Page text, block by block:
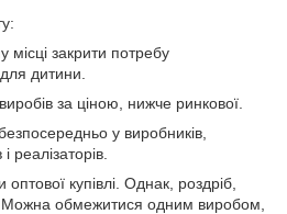
місці закрити потребу
дитини.
за ціною, нижче ринкової.
у виробників,
реалізаторів.
купівлі. Однак, роздріб,
Можна обмежитися одним виробом,